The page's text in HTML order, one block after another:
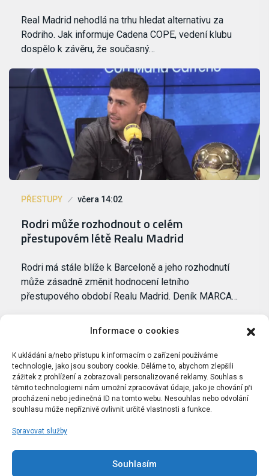
Informace o cookies
K ukládání a/nebo přístupu k informacím o zařízení používáme
technologie, jako jsou soubory cookie. Děláme to, abychom zlepšili
zážitek z prohlížení a zobrazovali personalizované reklamy. Souhlas s
těmito technologiemi nám umožní zpracovávat údaje, jako je chování při
procházení nebo jedinečná ID na tomto webu. Nesouhlas nebo odvolání
souhlasu může nepříznivě ovlivnit určité vlastnosti a funkce.
Spravovat služby
Souhlasím
Real Madrid nehodlá na trhu hledat alternativu za
Rodriho. Jak informuje Cadena COPE, vedení klubu
dospělo k závěru, že současný…
PŘESTUPY včera 14:02
Rodri může rozhodnout o celém
přestupovém létě Realu Madrid
Rodri má stále blíže k Barceloně a jeho rozhodnutí
může zásadně změnit hodnocení letního
přestupového období Realu Madrid. Deník MARCA…